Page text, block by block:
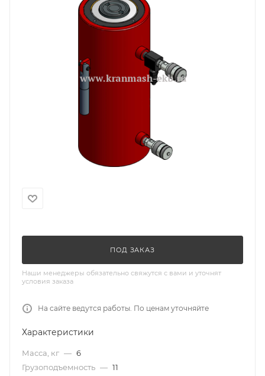
ПОД ЗАКАЗ
Наши менеджеры обязательно свяжутся с вами и уточнят
условия заказа
На сайте ведутся работы. По ценам уточняйте
Характеристики
Масса, кг — 6
Грузоподъемность — 11